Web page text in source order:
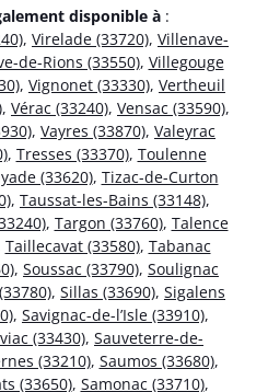
disponible à :
, Virelade (33720), Villenave-
de-Rions (33550), Villegouge
, Vignonet (33330), Vertheuil
, Vérac (33240), Vensac (33590),
, Vayres (33870), Valeyrac
, Tresses (33370), Toulenne
(33620), Tizac-de-Curton
, Taussat-les-Bains (33148),
, Targon (33760), Talence
Taillecavat (33580), Tabanac
, Soussac (33790), Soulignac
, Sillas (33690), Sigalens
, Savignac-de-l’Isle (33910),
(33430), Sauveterre-de-
(33210), Saumos (33680),
(33650), Samonac (33710),